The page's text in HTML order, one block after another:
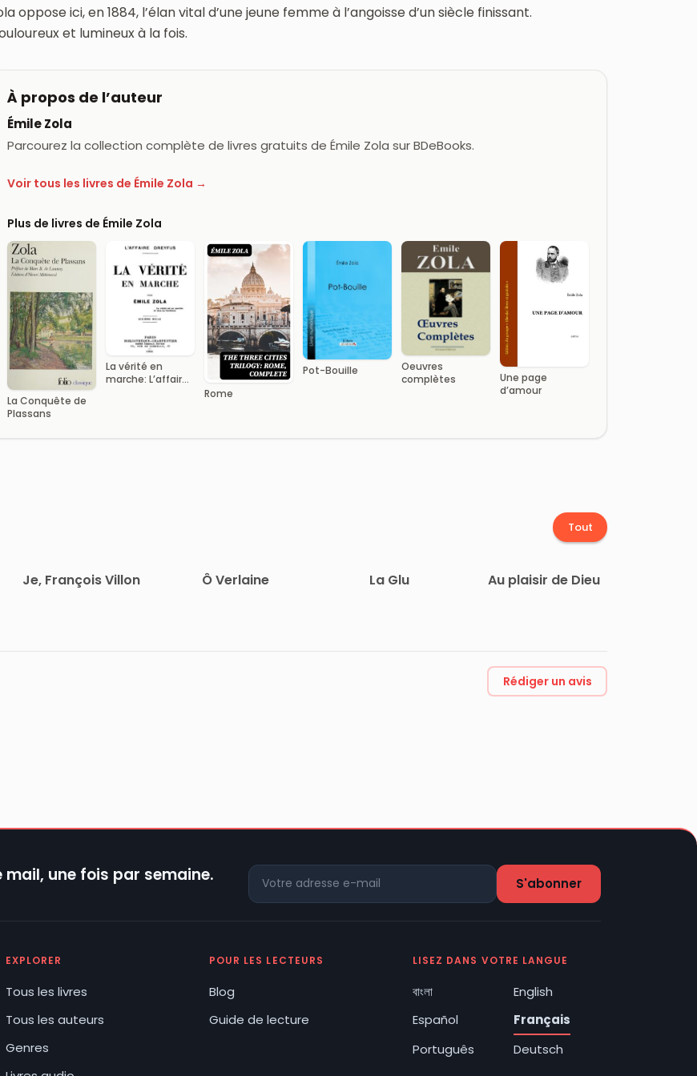
oppose ici, en 1884, l’élan vital d’une jeune femme à l’angoisse d’un siècle finissant.
et lumineux à la fois.
À propos de l’auteur
Émile Zola
Parcourez la collection complète de livres gratuits de Émile Zola sur BDeBooks.
Voir tous les livres de Émile Zola →
Plus de livres de Émile Zola
La Conquête de
Plassans
La vérité en
marche: L’affaire
Rome
Pot-Bouille
Oeuvres
complètes
Une page
d’amour
Tout
Je, François Villon Ô Verlaine La Glu Au plaisir de Dieu
Rédiger un avis
une fois par semaine.
EXPLORER
Tous les livres
Tous les auteurs
Genres
POUR LES LECTEURS
Blog
Guide de lecture
LISEZ DANS VOTRE LANGUE
বাংলা
English
Español
Français
Português
Deutsch